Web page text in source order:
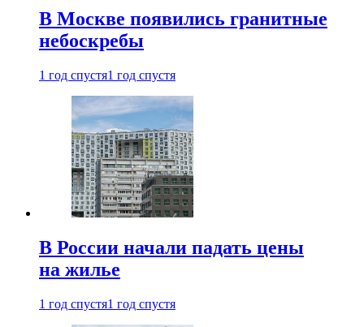
В Москве появились гранитные
небоскребы
1 год спустя1 год спустя
В России начали падать цены
на жилье
1 год спустя1 год спустя